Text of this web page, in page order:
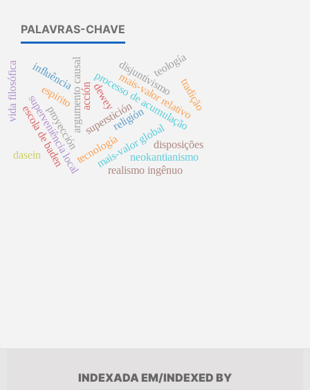
PALAVRAS-CHAVE
argumento causalsuperstición
proyección processo de acumulação
mais-valor global
mais-valor relativo
superveniência local
disjuntivismo
religión
realismo ingênuo
tecnología
dewey
teología
espirito
influência
neokantianismo
escola de baden
dasein
tradição
disposições
acción
vida filosófica
INDEXADA EM/INDEXED BY